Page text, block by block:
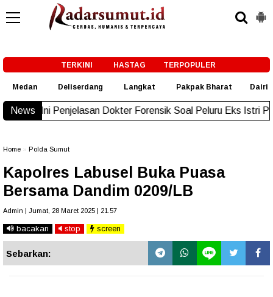
TERKINI HASTAG TERPOPULER
Medan Deliserdang Langkat Pakpak Bharat Dairi
News Dokter Forensik Soal Peluru Eks Istri Polisi di Medan
Home Polda Sumut
Kapolres Labusel Buka Puasa
Bersama Dandim 0209/LB
Admin | Jumat, 28 Maret 2025 | 21.57
bacakan stop screen
Sebarkan: